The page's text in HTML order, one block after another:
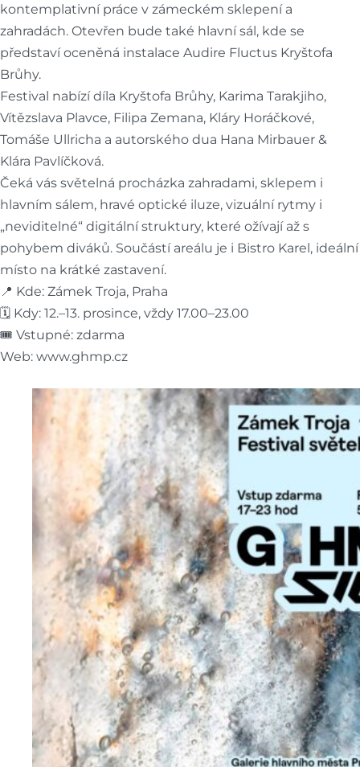
kontemplativní práce v zámeckém sklepení a
zahradách. Otevřen bude také hlavní sál, kde se
představí oceněná instalace Audire Fluctus Kryštofa
Brůhy.
Festival nabízí díla Kryštofa Brůhy, Karima Tarakjiho,
Vítězslava Plavce, Filipa Zemana, Kláry Horáčkové,
Tomáše Ullricha a autorského dua Hana Mirbauer &
Klára Pavlíčková.
Čeká vás světelná procházka zahradami, sklepem i
hlavním sálem, hravé optické iluze, vizuální rytmy i
„neviditelné“ digitální struktury, které ožívají až s
pohybem diváků. Součástí areálu je i Bistro Karel, ideální
místo na krátké zastavení.
📍 Kde: Zámek Troja, Praha
🗓 Kdy: 12.–13. prosince, vždy 17.00–23.00
🎟 Vstupné: zdarma
Web: www.ghmp.cz